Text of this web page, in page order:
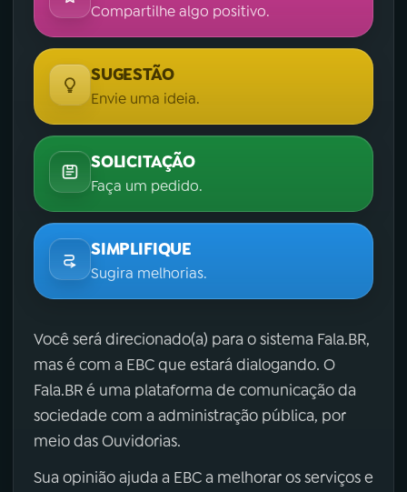
Compartilhe algo positivo.
SUGESTÃO
Envie uma ideia.
SOLICITAÇÃO
Faça um pedido.
SIMPLIFIQUE
Sugira melhorias.
Você será direcionado(a) para o sistema Fala.BR,
mas é com a EBC que estará dialogando. O
Fala.BR é uma plataforma de comunicação da
sociedade com a administração pública, por
meio das Ouvidorias.
Sua opinião ajuda a EBC a melhorar os serviços e